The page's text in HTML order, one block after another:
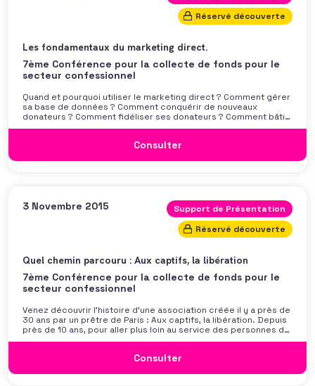
Réservé découverte
Les fondamentaux du marketing direct.
7ème Conférence pour la collecte de fonds pour le
secteur confessionnel
Quand et pourquoi utiliser le marketing direct ? Comment gérer
sa base de données ? Comment conquérir de nouveaux
donateurs ? Comment fidéliser ses donateurs ? Comment bâtir
un message intéressant et personnel ? Comment déterminer
Consulter
3 Novembre 2015
Support de Présentation
Réservé découverte
Quel chemin parcouru : Aux captifs, la libération
7ème Conférence pour la collecte de fonds pour le
secteur confessionnel
Venez découvrir l’histoire d’une association créée il y a près de
30 ans par un prêtre de Paris : Aux captifs, la libération. Depuis
près de 10 ans, pour aller plus loin au service des personnes de
la rue, cette structure aujourd’hui importante dans l’Eglise de
Consulter